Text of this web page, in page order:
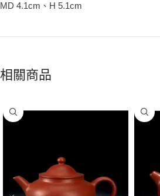
MD 4.1cm、H 5.1cm
相關商品